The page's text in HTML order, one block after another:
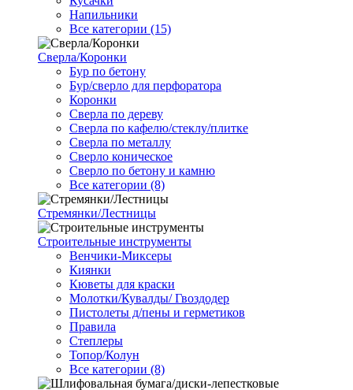
Напильники
Все категории (15)
Сверла/Коронки
Бур по бетону
Бур/сверло для перфоратора
Коронки
Сверла по дереву
Сверла по кафелю/стеклу/плитке
Сверла по металлу
Сверло коническое
Сверло по бетону и камню
Все категории (8)
Стремянки/Лестницы
Строительные инструменты
Венчики-Миксеры
Киянки
Кюветы для краски
Молотки/Кувалды/ Гвоздодер
Пистолеты д/пены и герметиков
Правила
Степлеры
Топор/Колун
Все категории (8)